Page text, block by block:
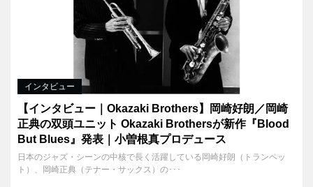
インタビュー
【インタビュー｜Okazaki Brothers】岡崎好朗／岡崎
正典の双頭ユニット Okazaki Brothersが新作『Blood
But Blues』発表｜小曽根真プロデュース
日本のジャズ・シーンの中核で長く活躍している岡崎好朗（トランペッ
ト）、岡崎正典（テナー・サックス）の･･･